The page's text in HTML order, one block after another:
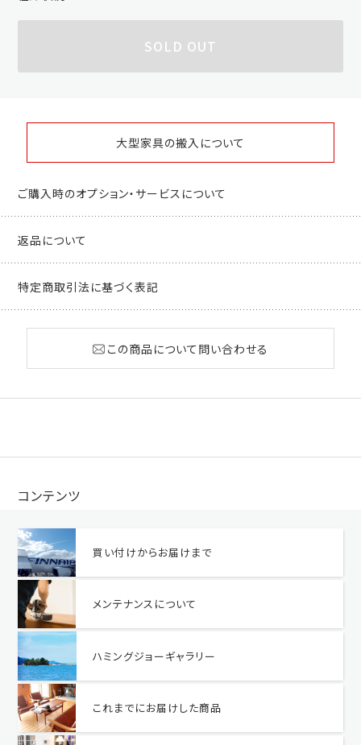
SOLD OUT
大型家具の搬入について
ご購入時のオプション・サービスについて
返品について
特定商取引法に基づく表記
この商品について問い合わせる
コンテンツ
買い付けからお届けまで
メンテナンスについて
ハミングジョーギャラリー
これまでにお届けした商品